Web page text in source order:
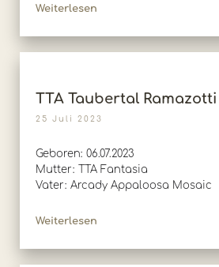
Weiterlesen
TTA Taubertal Ramazotti
25 Juli 2023
Geboren: 06.07.2023
Mutter: TTA Fantasia
Vater: Arcady Appaloosa Mosaic
Weiterlesen